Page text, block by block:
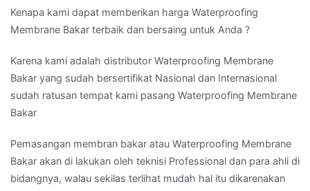
Kenapa kami dapat memberikan harga Waterproofing
Membrane Bakar terbaik dan bersaing untuk Anda ?
Karena kami adalah distributor Waterproofing Membrane
Bakar yang sudah bersertifikat Nasional dan Internasional
sudah ratusan tempat kami pasang Waterproofing Membrane
Bakar
Pemasangan membran bakar atau Waterproofing Membrane
Bakar akan di lakukan oleh teknisi Professional dan para ahli di
bidangnya, walau sekilas terlihat mudah hal itu dikarenakan